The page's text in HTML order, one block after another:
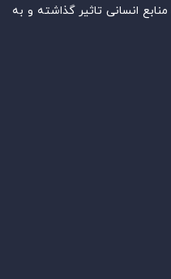
انسانی تاثیر گذاشته و به